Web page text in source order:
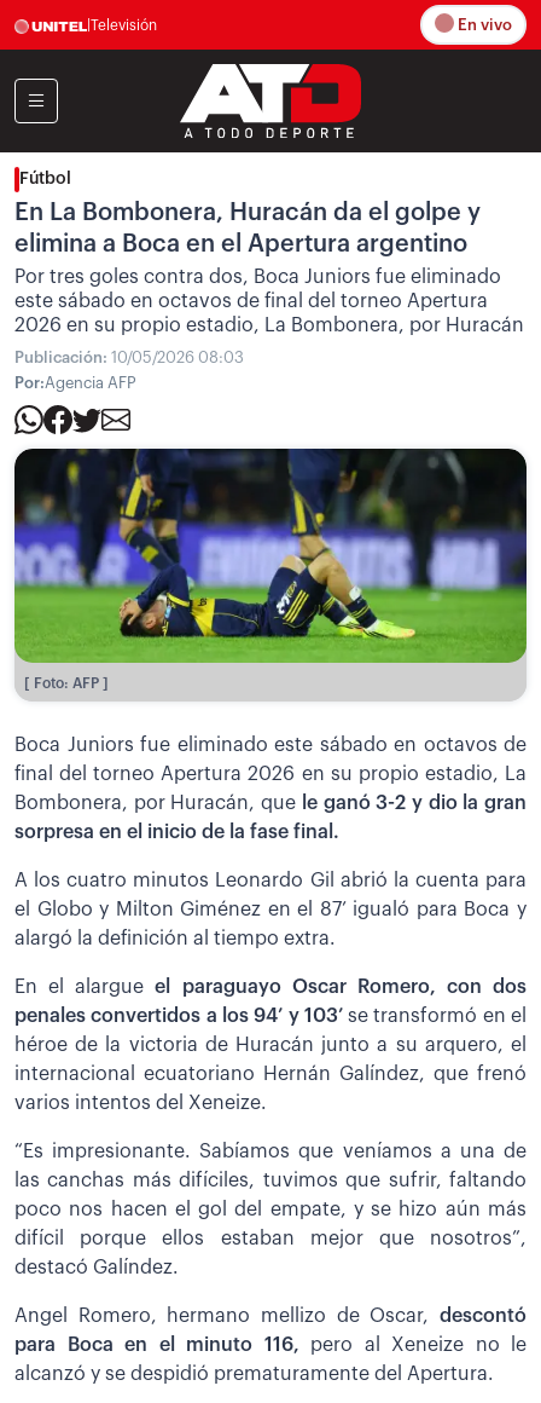
Televisión En vivo
Fútbol
En La Bombonera, Huracán da el golpe y
elimina a Boca en el Apertura argentino
Por tres goles contra dos, Boca Juniors fue eliminado
este sábado en octavos de final del torneo Apertura
2026 en su propio estadio, La Bombonera, por Huracán
Publicación: 10/05/2026 08:03
Por:Agencia AFP
[ Foto: AFP ]
Boca Juniors fue eliminado este sábado en octavos de
final del torneo Apertura 2026 en su propio estadio, La
Bombonera, por Huracán, que le ganó 3-2 y dio la gran
sorpresa en el inicio de la fase final.
A los cuatro minutos Leonardo Gil abrió la cuenta para
el Globo y Milton Giménez en el 87’ igualó para Boca y
alargó la definición al tiempo extra.
En el alargueel paraguayo Oscar Romero, con dos
penales convertidos a los 94’ y 103’se transformó en el
héroe de la victoria de Huracán junto a su arquero, el
internacional ecuatoriano Hernán Galíndez, que frenó
varios intentos del Xeneize.
“Es impresionante. Sabíamos que veníamos a una de
las canchas más difíciles, tuvimos que sufrir, faltando
poco nos hacen el gol del empate, y se hizo aún más
difícil porque ellos estaban mejor que nosotros”,
destacó Galíndez.
Angel Romero, hermano mellizo de Oscar, descontó
para Boca en el minuto 116, pero al Xeneize no le
alcanzó y se despidió prematuramente del Apertura.